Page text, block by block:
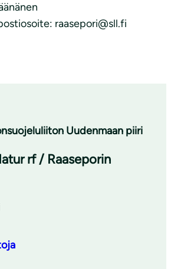
raasepori@sll.fi
Uudenmaan piiri
rf / Raaseporin